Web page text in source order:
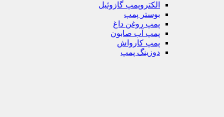
الکتروپمپ گازوئیل
بوستر پمپ
پمپ روغن داغ
پمپ آب صابون
پمپ کارواش
دوزینگ پمپ